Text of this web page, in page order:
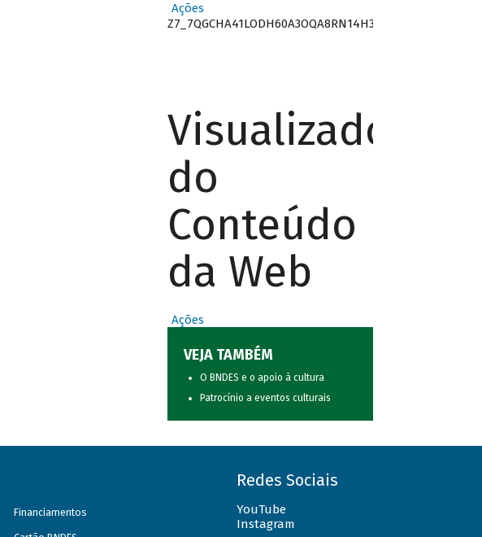
Ações
Z7_7QGCHA41LODH60A3OQA8RN14H3
Visualizador
do
Conteúdo
da Web
Ações
VEJA TAMBÉM
O BNDES e o apoio à cultura
Patrocínio a eventos culturais
Financiamentos
Redes Sociais
YouTube
Instagram